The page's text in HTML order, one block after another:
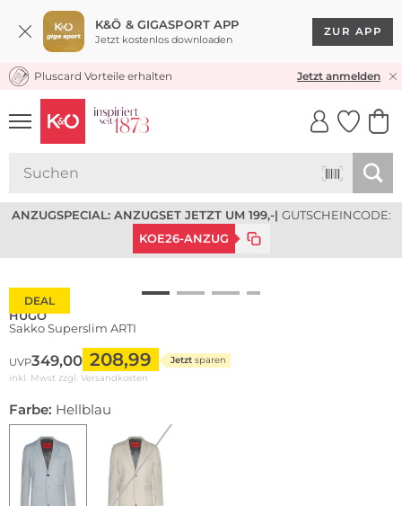
K&Ö & GIGASPORT APP
Jetzt kostenlos downloaden
ZUR APP
KOSTENLOSER VERSAND* & RÜCKVERSAND
Pluscard Vorteile erhalten Jetzt anmelden
UNSERE APP
CLICK &
ANZUGSPECIAL: ANZUGSET JETZT UM 199,-| GUTSCHEINCODE:
KOE26-ANZUG
DEAL
HUGO
Sakko Superslim ARTI
UVP349,00 208,99 Jetzt sparen
inkl. Mwst zzgl. Versandkosten
Farbe: Hellblau